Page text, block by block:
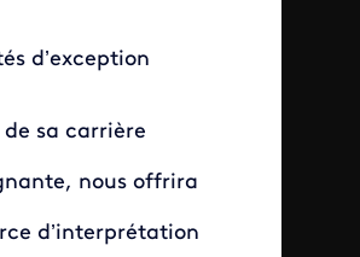
d’exception
sa carrière
nous offrira
d’interprétation